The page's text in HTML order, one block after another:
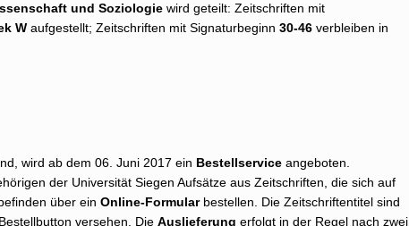
und Soziologie wird geteilt: Zeitschriften mit
W aufgestellt; Zeitschriften mit Signaturbeginn 30-46 verbleiben in
wird ab dem 06. Juni 2017 ein Bestellservice angeboten.
der Universität Siegen Aufsätze aus Zeitschriften, die sich auf
über ein Online-Formularbestellen. Die Zeitschriftentitel sind
versehen. Die Auslieferung erfolgt in der Regel nach zwei